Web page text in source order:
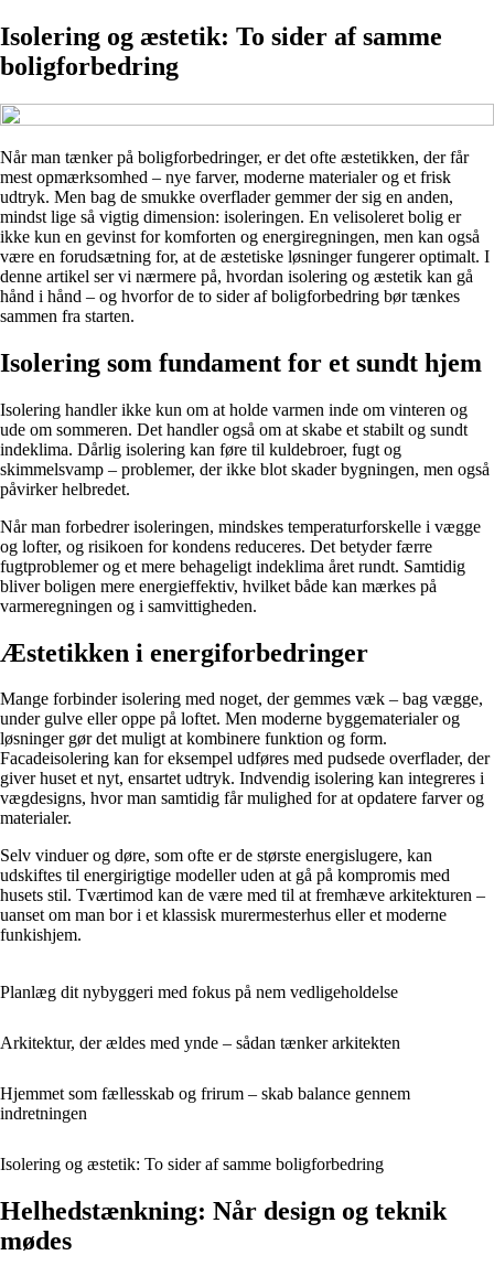
Isolering og æstetik: To sider af samme
boligforbedring
Når man tænker på boligforbedringer, er det ofte æstetikken, der får
mest opmærksomhed – nye farver, moderne materialer og et frisk
udtryk. Men bag de smukke overflader gemmer der sig en anden,
mindst lige så vigtig dimension: isoleringen. En velisoleret bolig er
ikke kun en gevinst for komforten og energiregningen, men kan også
være en forudsætning for, at de æstetiske løsninger fungerer optimalt. I
denne artikel ser vi nærmere på, hvordan isolering og æstetik kan gå
hånd i hånd – og hvorfor de to sider af boligforbedring bør tænkes
sammen fra starten.
Isolering som fundament for et sundt hjem
Isolering handler ikke kun om at holde varmen inde om vinteren og
ude om sommeren. Det handler også om at skabe et stabilt og sundt
indeklima. Dårlig isolering kan føre til kuldebroer, fugt og
skimmelsvamp – problemer, der ikke blot skader bygningen, men også
påvirker helbredet.
Når man forbedrer isoleringen, mindskes temperaturforskelle i vægge
og lofter, og risikoen for kondens reduceres. Det betyder færre
fugtproblemer og et mere behageligt indeklima året rundt. Samtidig
bliver boligen mere energieffektiv, hvilket både kan mærkes på
varmeregningen og i samvittigheden.
Æstetikken i energiforbedringer
Mange forbinder isolering med noget, der gemmes væk – bag vægge,
under gulve eller oppe på loftet. Men moderne byggematerialer og
løsninger gør det muligt at kombinere funktion og form.
Facadeisolering kan for eksempel udføres med pudsede overflader, der
giver huset et nyt, ensartet udtryk. Indvendig isolering kan integreres i
vægdesigns, hvor man samtidig får mulighed for at opdatere farver og
materialer.
Selv vinduer og døre, som ofte er de største energislugere, kan
udskiftes til energirigtige modeller uden at gå på kompromis med
husets stil. Tværtimod kan de være med til at fremhæve arkitekturen –
uanset om man bor i et klassisk murermesterhus eller et moderne
funkishjem.
Planlæg dit nybyggeri med fokus på nem vedligeholdelse
Arkitektur, der ældes med ynde – sådan tænker arkitekten
Hjemmet som fællesskab og frirum – skab balance gennem
indretningen
Isolering og æstetik: To sider af samme boligforbedring
Helhedstænkning: Når design og teknik
mødes